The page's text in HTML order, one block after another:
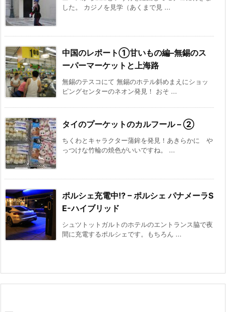
した。 カジノを見学（あくまで見 ...
中国のレポート①甘いもの編–無錫のス
ーパーマーケットと上海路
無錫のテスコにて 無錫のホテル斜めまえにショッ
ピングセンターのネオン発見！ おそ ...
タイのプーケットのカルフール – ②
ちくわとキャラクター蒲鉾を発見！あきらかに や
っつけな竹輪の焼色がいいですね。 ...
ポルシェ充電中!? – ポルシェ パナメーラS
E-ハイブリッド
シュツトットガルトのホテルのエントランス脇で夜
間に充電するポルシェです。もちろん ...